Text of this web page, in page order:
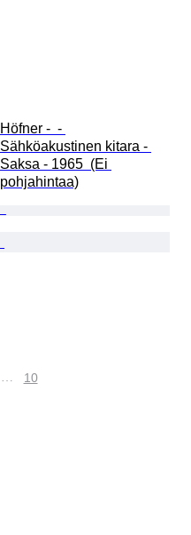
Höfner -  -
Sähköakustinen kitara -
Saksa - 1965  (Ei
pohjahintaa)
… 10